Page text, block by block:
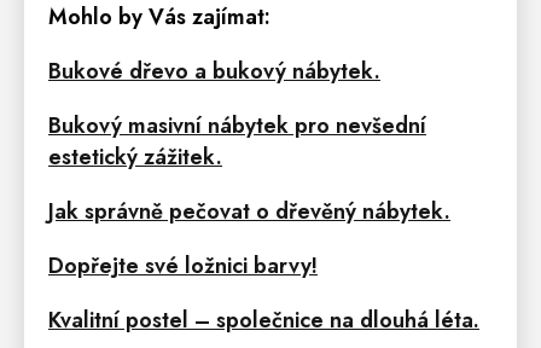
Mohlo by Vás zajímat:
Bukové dřevo a bukový nábytek.
Bukový masivní nábytek pro nevšední
estetický zážitek.
Jak správně pečovat o dřevěný nábytek.
Dopřejte své ložnici barvy!
Kvalitní postel – společnice na dlouhá léta.